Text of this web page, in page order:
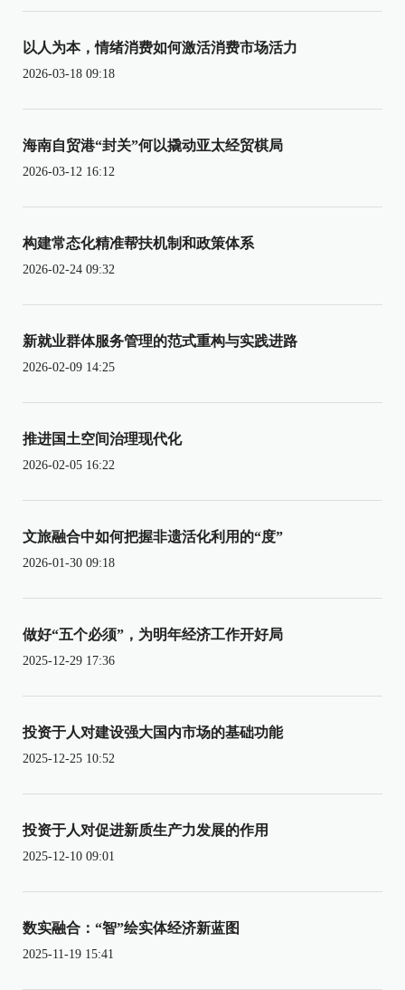
以人为本，情绪消费如何激活消费市场活力
2026-03-18 09:18
海南自贸港“封关”何以撬动亚太经贸棋局
2026-03-12 16:12
构建常态化精准帮扶机制和政策体系
2026-02-24 09:32
新就业群体服务管理的范式重构与实践进路
2026-02-09 14:25
推进国土空间治理现代化
2026-02-05 16:22
文旅融合中如何把握非遗活化利用的“度”
2026-01-30 09:18
做好“五个必须”，为明年经济工作开好局
2025-12-29 17:36
投资于人对建设强大国内市场的基础功能
2025-12-25 10:52
投资于人对促进新质生产力发展的作用
2025-12-10 09:01
数实融合：“智”绘实体经济新蓝图
2025-11-19 15:41